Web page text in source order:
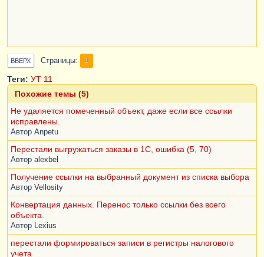
ВВЕРХ Страницы 1
Теги: УТ 11
Похожие темы (5)
Не удаляется помеченный объект, даже если все ссылки
исправлены.
Автор Anpetu
Перестали выгружаться заказы в 1С, ошибка (5, 70)
Автор alexbel
Получение ссылки на выбранный документ из списка выбора
Автор Vellosity
Конвертация данных. Перенос только ссылки без всего
объекта.
Автор Lexius
перестали формироваться записи в регистры налогового
учета